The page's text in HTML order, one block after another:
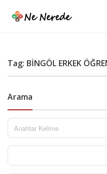
Tag: BİNGÖL ERKEK
Arama